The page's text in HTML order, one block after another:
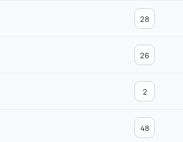
28
26
2
48